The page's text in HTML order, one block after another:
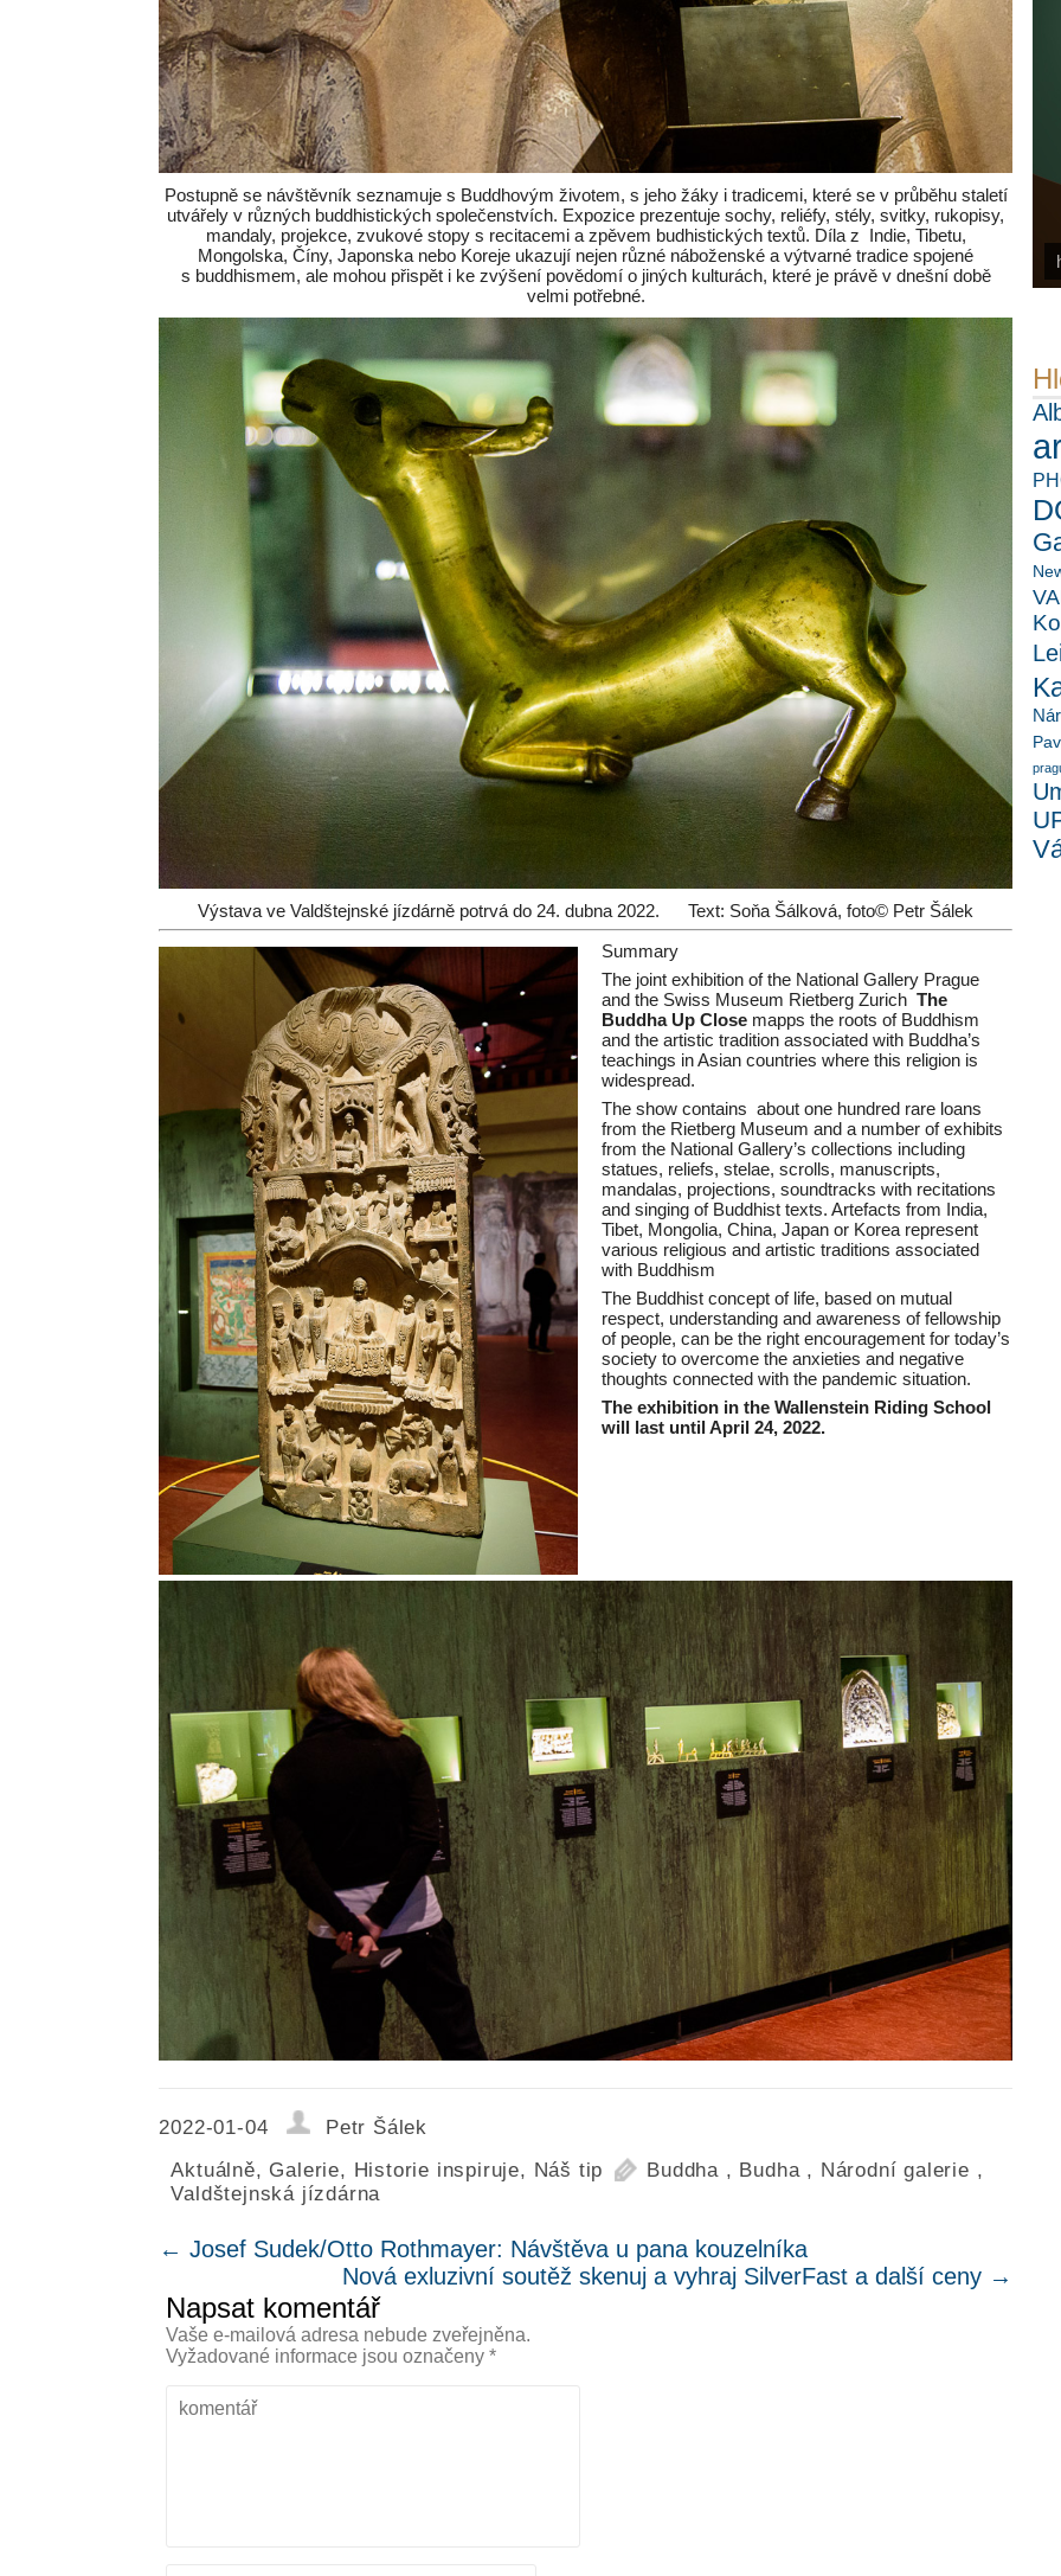
Postupně se návštěvník seznamuje s Buddhovým životem, s jeho žáky i tradicemi, které se v průběhu staletí
utvářely v různých buddhistických společenstvích. Expozice prezentuje sochy, reliéfy, stély, svitky, rukopisy,
mandaly, projekce, zvukové stopy s recitacemi a zpěvem budhistických textů. Díla z Indie, Tibetu,
Mongolska, Číny, Japonska nebo Koreje ukazují nejen různé náboženské a výtvarné tradice spojené
s buddhismem, ale mohou přispět i ke zvýšení povědomí o jiných kulturách, které je právě v dnešní době
velmi potřebné.
Výstava ve Valdštejnské jízdárně potrvá do 24. dubna 2022. Text: Soňa Šálková, foto© Petr Šálek
Summary
The joint exhibition of the National Gallery Prague
and the Swiss Museum Rietberg ZurichThe
Buddha Up Close mapps the roots of Buddhism
and the artistic tradition associated with Buddha’s
teachings in Asian countries where this religion is
widespread.
The show contains about one hundred rare loans
from the Rietberg Museum and a number of exhibits
from the National Gallery’s collections including
statues, reliefs, stelae, scrolls, manuscripts,
mandalas, projections, soundtracks with recitations
and singing of Buddhist texts. Artefacts from India,
Tibet, Mongolia, China, Japan or Korea represent
various religious and artistic traditions associated
with Buddhism
The Buddhist concept of life, based on mutual
respect, understanding and awareness of fellowship
of people, can be the right encouragement for today’s
society to overcome the anxieties and negative
thoughts connected with the pandemic situation.
The exhibition in the Wallenstein Riding School
will last until April 24, 2022.
2022-01-04
Petr Šálek
Aktuálně, Galerie, Historie inspiruje, Náš tip Buddha , Budha , Národní galerie ,
Valdštejnská jízdárna
← Josef Sudek/Otto Rothmayer: Návštěva u pana kouzelníka
Nová exluzivní soutěž skenuj a vyhraj SilverFast a další ceny →
Napsat komentář
Vaše e-mailová adresa nebude zveřejněna.
Vyžadované informace jsou označeny*